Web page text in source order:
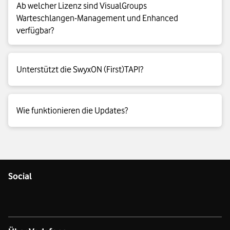
werden. Auch nur für die benötigte Menge an Personen.
Ab welcher Lizenz sind VisualGroups
Warteschlangen-Management und Enhanced
verfügbar?
VisualGroups Warteschlangen-Management und VisualGroups
Enhanced (inklusive Reporting) optional hinzubuchbar.
Unterstützt die SwyxON (First)TAPI?
Wie funktionieren die Updates?
Hintergrund installiert werden, kann bspw. auf Wochenend-
Social